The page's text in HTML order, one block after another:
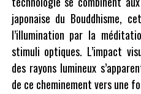
japonaise du Bouddhisme,
l’illumination par la
stimuli optiques. L’impact
des rayons lumineux
de ce cheminement vers une